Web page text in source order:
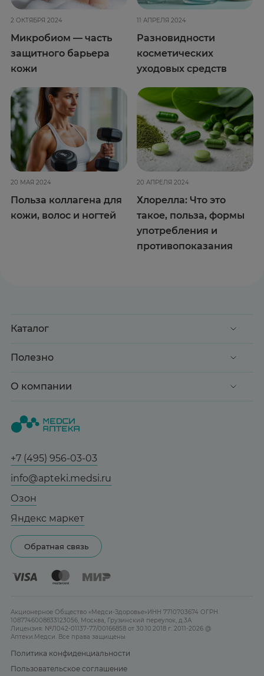
2 ОКТЯБРЯ 2024
Микробиом — часть
защитного барьера
кожи
11 АПРЕЛЯ 2024
Разновидности
косметических
уходовых средств
20 МАЯ 2024
Польза коллагена для
кожи, волос и ногтей
20 АПРЕЛЯ 2024
Хлорелла: Что это
такое, польза, формы
употребления и
противопоказания
Каталог
Акции
Здоровье
Медицинские товары
Мама и малыш
Тревога и стресс
Здоровый сон
Женская гигиена
Бренды
Полезно
Доставка и оплата
Статьи и новости
Справочник болезней
Гарантии
Сотрудничество
Реклама на сайте
Карта сайта
О компании
Все аптеки
Отзывы
Лицензия
+7 (495) 956-03-03
info@apteki.medsi.ru
Озон
Яндекс маркет
Обратная связь
Акционерное Общество «Медси-Здоровье»ИНН 7710703674 ОГРН
1087746008833123056, Москва, Грузинский переулок, д.3А
Лицензия: №Л042-01137-77/00166858 от 30.10.2018 г. 2011-2026 @
Аптеки.Медси. Все права защищены
Политика конфиденциальности
Пользовательское соглашение